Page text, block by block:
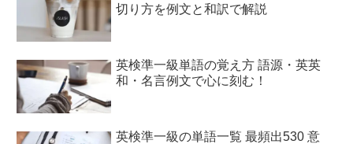
切り方を例文と和訳で解説
英検準一級単語の覚え方 語源・英英
和・名言例文で心に刻む！
英検準一級の単語一覧 最頻出530 意